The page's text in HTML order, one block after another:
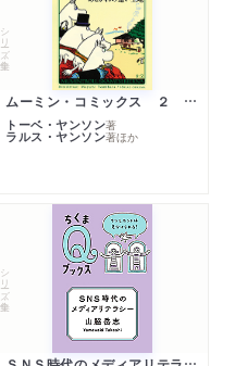
シリーズ・全集
ムーミン・コミックス ２ あこがれの遠い土地
トーベ・ヤンソン著
ラルス・ヤンソン著ほか
シリーズ・全集